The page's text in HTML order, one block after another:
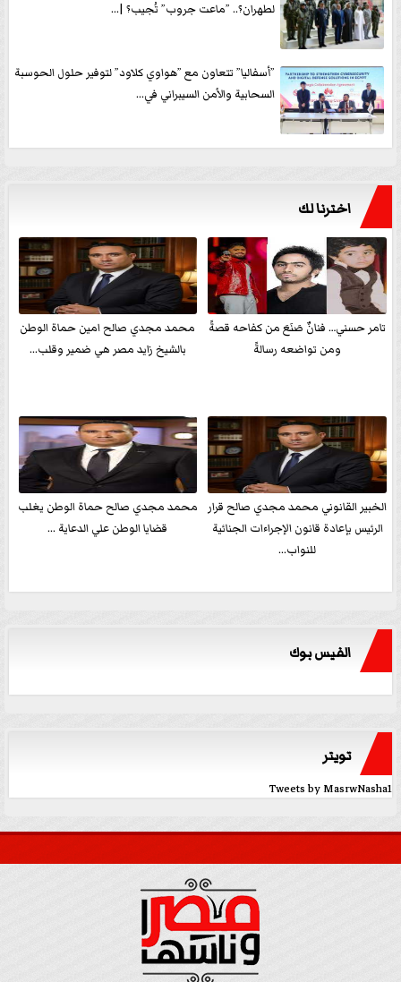
لطهران؟.. ”ماعت جروب” تُجيب؟ |...
”أسفاليا” تتعاون مع ”هواوي كلاود” لتوفير حلول الحوسبة
السحابية والأمن السيبراني في...
اخترنا لك
تامر حسني… فنانٌ صَنَعَ من كفاحه قصةً
ومن تواضعه رسالةً
محمد مجدي صالح امين حماة الوطن
بالشيخ زايد مصر هي ضمير وقلب...
الخبير القانوني محمد مجدي صالح قرار
الرئيس بإعادة قانون الإجراءات الجنائية
للنواب...
محمد مجدي صالح حماة الوطن يغلب
قضايا الوطن علي الدعاية ...
الفيس بوك
تويتر
Tweets by MasrwNasha1